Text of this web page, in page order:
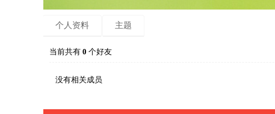
个人资料 主题
当前共有 0 个好友
没有相关成员